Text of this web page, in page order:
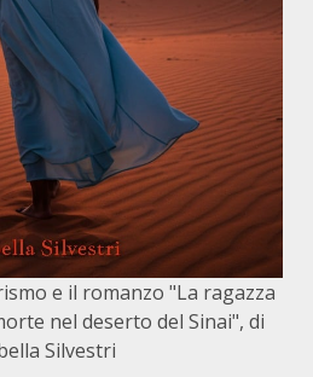
e il romanzo "La ragazza
nel deserto del Sinai", di
Silvestri